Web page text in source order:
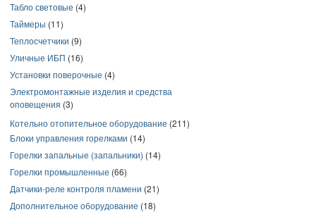
Табло световые (4)
Таймеры (11)
Теплосчетчики (9)
Уличные ИБП (16)
Установки поверочные (4)
Электромонтажные изделия и средства
оповещения (3)
Котельно отопительное оборудование (211)
Блоки управления горелками (14)
Горелки запальные (запальники) (14)
Горелки промышленные (66)
Датчики-реле контроля пламени (21)
Дополнительное оборудование (18)